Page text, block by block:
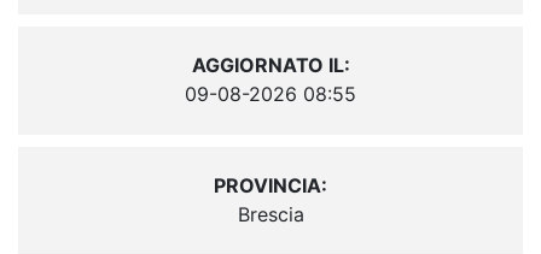
AGGIORNATO IL:
09-08-2026 08:55
PROVINCIA:
Brescia